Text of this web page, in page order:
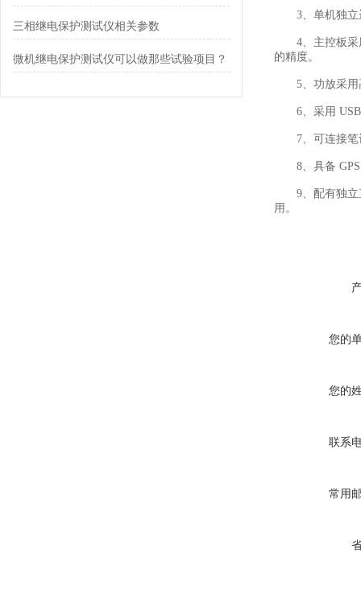
三相继电保护测试仪相关参数
微机继电保护测试仪可以做那些试验项目？
3、单机独立运
4、主控板采用
的精度。
5、功放采用高
6、采用 USB
7、可连接笔
8、具备 GPS
9、配有独立直
用。
您的
您的
联系
常用